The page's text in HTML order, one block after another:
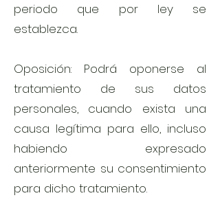
periodo que por ley se
establezca.
Oposición: Podrá oponerse al
tratamiento de sus datos
personales, cuando exista una
causa legítima para ello, incluso
habiendo expresado
anteriormente su consentimiento
para dicho tratamiento.